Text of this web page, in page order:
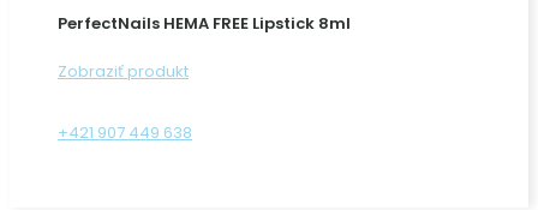
PerfectNails HEMA FREE Lipstick 8ml
Zobraziť produkt
+421 907 449 638